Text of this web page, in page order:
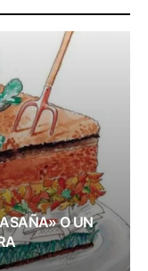
O UN